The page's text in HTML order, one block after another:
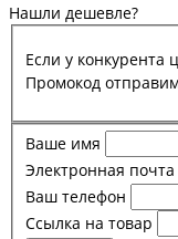
Нашли дешевле?
Если у конкурента
Промокод
Ваше имя
Электронная почта
Ваш телефон
Ссылка на товар